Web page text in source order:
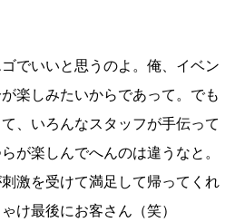
でいいと思うのよ。俺、イベン
楽しみたいからであって。でも
、いろんなスタッフが手伝って
が楽しんでへんのは違うなと。
激を受けて満足して帰ってくれ
け最後にお客さん（笑）